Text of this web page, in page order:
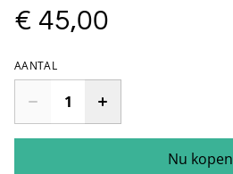
€ 45,00
AANTAL
Nu kopen